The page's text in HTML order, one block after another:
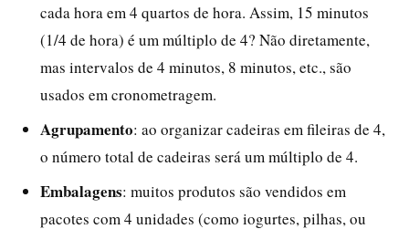
cada hora em 4 quartos de hora. Assim, 15 minutos
(1/4 de hora) é um múltiplo de 4? Não diretamente,
mas intervalos de 4 minutos, 8 minutos, etc., são
usados em cronometragem.
Agrupamento: ao organizar cadeiras em fileiras de 4,
o número total de cadeiras será um múltiplo de 4.
Embalagens: muitos produtos são vendidos em
pacotes com 4 unidades (como iogurtes, pilhas, ou